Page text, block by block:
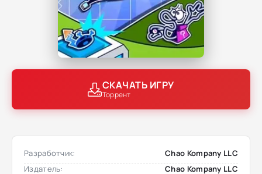
СКАЧАТЬ ИГРУ
Торрент
Разработчик:
Chao Kompany LLC
Издатель:
Chao Kompany LLC